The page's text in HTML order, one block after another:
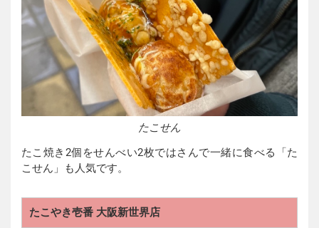
たこせん
たこ焼き2個をせんべい2枚ではさんで一緒に食べる「た
こせん」も人気です。
たこやき壱番 大阪新世界店